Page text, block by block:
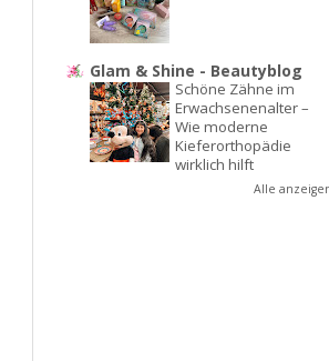
Glam & Shine - Beautyblog
Schöne Zähne im
Erwachsenenalter –
Wie moderne
Kieferorthopädie
wirklich hilft
Alle